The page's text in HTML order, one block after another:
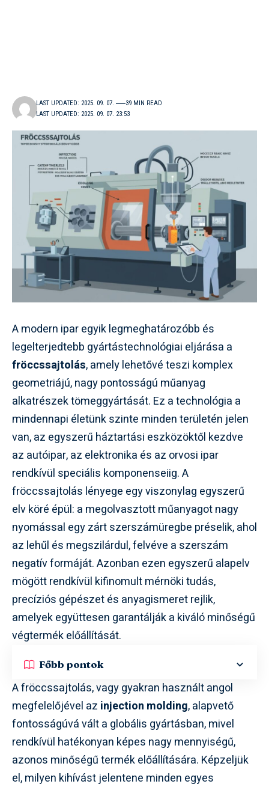
LAST UPDATED: 2025. 09. 07. 23:53
LAST UPDATED: 2025. 09. 07. 39 MIN READ
A modern ipar egyik legmeghatározóbb és
legelterjedtebb gyártástechnológiai eljárása a
fröccssajtolás, amely lehetővé teszi komplex
geometriájú, nagy pontosságú műanyag
alkatrészek tömeggyártását. Ez a technológia a
mindennapi életünk szinte minden területén jelen
van, az egyszerű háztartási eszközöktől kezdve
az autóipar, az elektronika és az orvosi ipar
rendkívül speciális komponenseiig. A
fröccssajtolás lényege egy viszonylag egyszerű
elv köré épül: a megolvasztott műanyagot nagy
nyomással egy zárt szerszámüregbe préselik, ahol
az lehűl és megszilárdul, felvéve a szerszám
negatív formáját. Azonban ezen egyszerű alapelv
mögött rendkívül kifinomult mérnöki tudás,
precíziós gépészet és anyagismeret rejlik,
amelyek együttesen garantálják a kiváló minőségű
végtermék előállítását.
Főbb pontok
A fröccssajtolás, vagy gyakran használt angol
megfelelőjével az injection molding, alapvető
fontosságúvá vált a globális gyártásban, mivel
rendkívül hatékonyan képes nagy mennyiségű,
azonos minőségű termék előállítására. Képzeljük
el, milyen kihívást jelentene minden egyes